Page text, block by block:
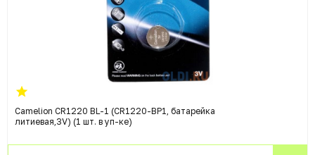
Camelion CR1220 BL-1 (CR1220-BP1, батарейка
литиевая,3V) (1 шт. в уп-ке)